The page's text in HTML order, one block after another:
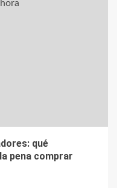
qué
pena comprar